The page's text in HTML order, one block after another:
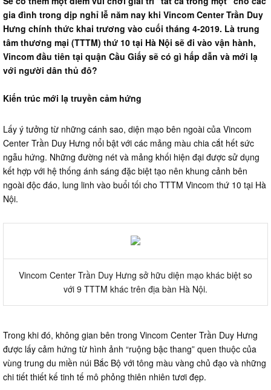
gia đình trong dịp nghỉ lễ năm nay khi Vincom Center Trần Duy
Hưng chính thức khai trương vào cuối tháng 4-2019. Là trung
tâm thương mại (TTTM) thứ 10 tại Hà Nội sẽ đi vào vận hành,
Vincom đầu tiên tại quận Cầu Giấy sẽ có gì hấp dẫn và mới lạ
với người dân thủ đô?
Kiến trúc mới lạ truyền cảm hứng
Lấy ý tưởng từ những cánh sao, diện mạo bên ngoài của Vincom
Center Trần Duy Hưng nổi bật với các mảng màu chia cắt hết sức
ngẫu hứng. Những đường nét và mảng khối hiện đại được sử dụng
kết hợp với hệ thống ánh sáng đặc biệt tạo nên khung cảnh bên
ngoài độc đáo, lung linh vào buổi tối cho TTTM Vincom thứ 10 tại Hà
Nội.
Vincom Center Trần Duy Hưng sở hữu diện mạo khác biệt so
với 9 TTTM khác trên địa bàn Hà Nội.
Trong khi đó, không gian bên trong Vincom Center Trần Duy Hưng
được lấy cảm hứng từ hình ảnh “ruộng bậc thang” quen thuộc của
vùng trung du miền núi Bắc Bộ với tông màu vàng chủ đạo và những
chi tiết thiết kế tinh tế mô phỏng thiên nhiên tươi đẹp.